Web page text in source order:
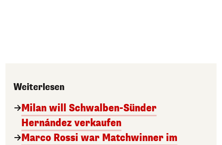
Weiterlesen
Milan will Schwalben-Sünder
Hernández verkaufen
Marco Rossi war Matchwinner im